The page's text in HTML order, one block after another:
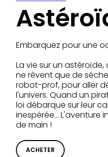
Embarquez pour une
La vie sur un
ne rêvent que de
robot-prof, pour aller
l'univers. Quand un
loi débarque sur leur
inespérée… L'aventure
de main !
ACHETER